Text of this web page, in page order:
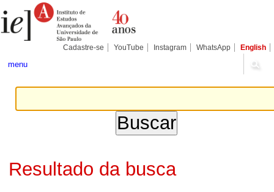
para
conteúdo.
Pessoais
Cadastre-se YouTube Instagram WhatsApp English
menu
Resultado da busca